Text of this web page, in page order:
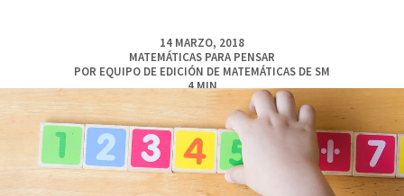
14 MARZO, 2018
MATEMÁTICAS PARA PENSAR
POR EQUIPO DE EDICIÓN DE MATEMÁTICAS DE SM
4MIN